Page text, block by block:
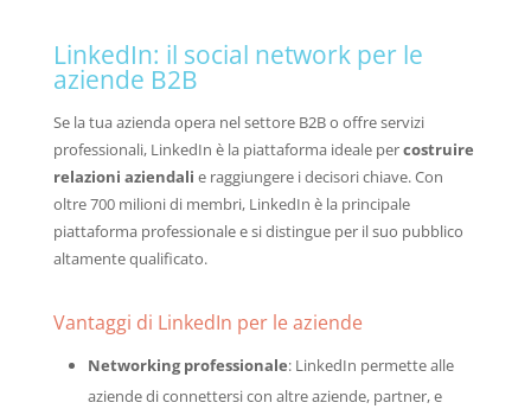
LinkedIn: il social network per le
aziende B2B
Se la tua azienda opera nel settore B2B o offre servizi
professionali, LinkedIn è la piattaforma ideale percostruire
relazioni aziendali e raggiungere i decisori chiave. Con
oltre 700 milioni di membri, LinkedIn è la principale
piattaforma professionale e si distingue per il suo pubblico
altamente qualificato.
Vantaggi di LinkedIn per le aziende
Networking professionale: LinkedIn permette alle
aziende di connettersi con altre aziende, partner, e